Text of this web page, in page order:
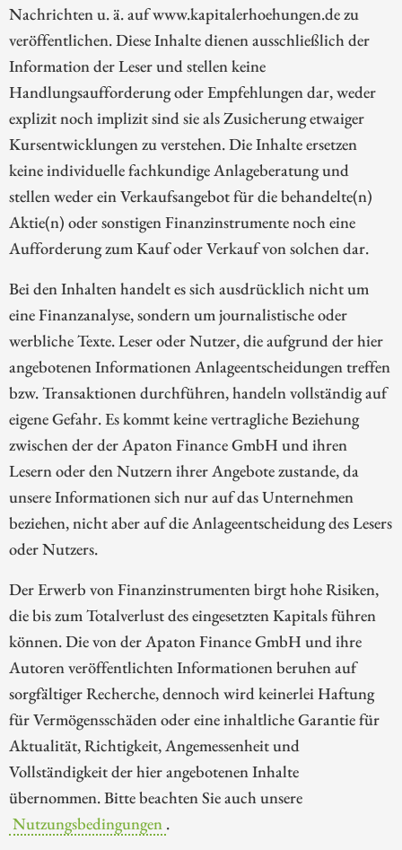
Nachrichten u. ä. auf www.kapitalerhoehungen.de zu
veröffentlichen. Diese Inhalte dienen ausschließlich der
Information der Leser und stellen keine
Handlungsaufforderung oder Empfehlungen dar, weder
explizit noch implizit sind sie als Zusicherung etwaiger
Kursentwicklungen zu verstehen. Die Inhalte ersetzen
keine individuelle fachkundige Anlageberatung und
stellen weder ein Verkaufsangebot für die behandelte(n)
Aktie(n) oder sonstigen Finanzinstrumente noch eine
Aufforderung zum Kauf oder Verkauf von solchen dar.
Bei den Inhalten handelt es sich ausdrücklich nicht um
eine Finanzanalyse, sondern um journalistische oder
werbliche Texte. Leser oder Nutzer, die aufgrund der hier
angebotenen Informationen Anlageentscheidungen treffen
bzw. Transaktionen durchführen, handeln vollständig auf
eigene Gefahr. Es kommt keine vertragliche Beziehung
zwischen der der Apaton Finance GmbH und ihren
Lesern oder den Nutzern ihrer Angebote zustande, da
unsere Informationen sich nur auf das Unternehmen
beziehen, nicht aber auf die Anlageentscheidung des Lesers
oder Nutzers.
Der Erwerb von Finanzinstrumenten birgt hohe Risiken,
die bis zum Totalverlust des eingesetzten Kapitals führen
können. Die von der Apaton Finance GmbH und ihre
Autoren veröffentlichten Informationen beruhen auf
sorgfältiger Recherche, dennoch wird keinerlei Haftung
für Vermögensschäden oder eine inhaltliche Garantie für
Aktualität, Richtigkeit, Angemessenheit und
Vollständigkeit der hier angebotenen Inhalte
übernommen. Bitte beachten Sie auch unsere
Nutzungsbedingungen .